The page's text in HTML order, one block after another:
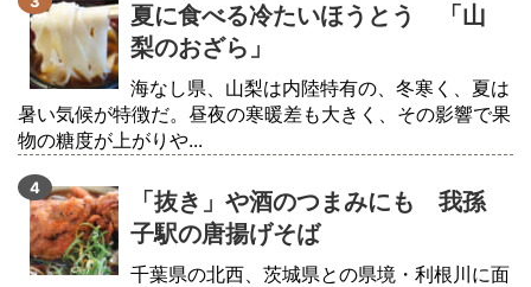
夏に食べる冷たいほうとう 「山
梨のおざら」
海なし県、山梨は内陸特有の、冬寒く、夏は
暑い気候が特徴だ。昼夜の寒暖差も大きく、その影響で果
物の糖度が上がりや...
「抜き」や酒のつまみにも 我孫
子駅の唐揚げそば
千葉県の北西、茨城県との県境・利根川に面